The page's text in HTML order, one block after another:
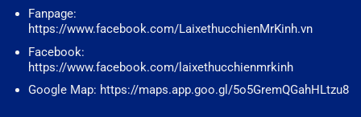
Fanpage:
https://www.facebook.com/LaixethucchienMrKinh.vn
Facebook:
https://www.facebook.com/laixethucchienmrkinh
Google Map: https://maps.app.goo.gl/5o5GremQGahHLtzu8